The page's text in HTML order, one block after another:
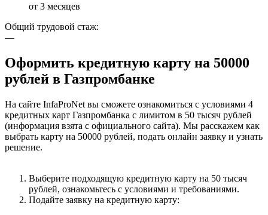
от 3 месяцев
Общий трудовой стаж:
—
Оформить кредитную карту на 50000
рублей в Газпромбанке
На сайте InfaProNet вы сможете ознакомиться с условиями 4
кредитных карт Газпромбанка с лимитом в 50 тысяч рублей
(информация взята с официального сайта). Мы расскажем как
выбрать карту на 50000 рублей, подать онлайн заявку и узнать
решение.
Выберите подходящую кредитную карту на 50 тысяч
рублей, ознакомьтесь с условиями и требованиями.
Подайте заявку на кредитную карту: